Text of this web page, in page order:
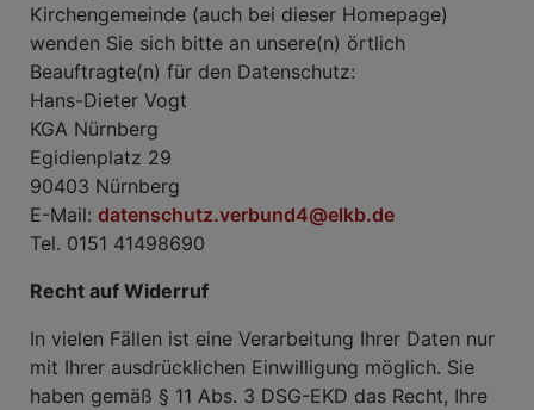
Kirchengemeinde (auch bei dieser Homepage)
wenden Sie sich bitte an unsere(n) örtlich
Beauftragte(n) für den Datenschutz:
Hans-Dieter Vogt
KGA Nürnberg
Egidienplatz 29
90403 Nürnberg
E-Mail: datenschutz.verbund4@elkb.de
Tel. 0151 41498690
Recht auf Widerruf
In vielen Fällen ist eine Verarbeitung Ihrer Daten nur
mit Ihrer ausdrücklichen Einwilligung möglich. Sie
haben gemäß § 11 Abs. 3 DSG-EKD das Recht, Ihre